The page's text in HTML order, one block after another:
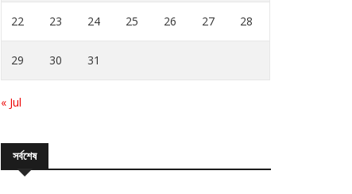
22 23 24 25 26 27 28
29 30 31
« Jul
সর্বশেষ